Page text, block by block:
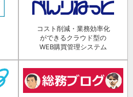
コスト削減・業務効率化
ができるクラウド型の
WEB購買管理システム